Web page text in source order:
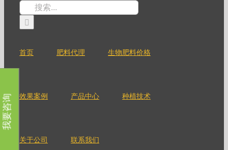
搜
索：
首页 肥料代理 生物肥料价格
效果案例 产品中心 种植技术
关于公司 联系我们
我要咨询